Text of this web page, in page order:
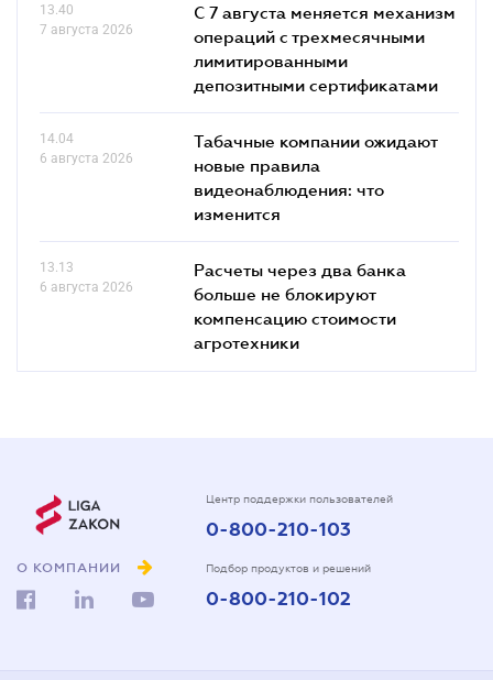
13.40
7 августа 2026
С 7 августа меняется механизм
операций с трехмесячными
лимитированными
депозитными сертификатами
14.04
6 августа 2026
Табачные компании ожидают
новые правила
видеонаблюдения: что
изменится
13.13
6 августа 2026
Расчеты через два банка
больше не блокируют
компенсацию стоимости
агротехники
О КОМПАНИИ
Центр поддержки пользователей
0-800-210-103
Подбор продуктов и решений
0-800-210-102